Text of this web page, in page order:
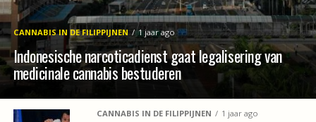
CANNABIS IN DE FILIPPIJNEN 1 jaar ago
Indonesische narcoticadienst gaat legalisering van
medicinale cannabis bestuderen
CANNABIS IN DE FILIPPIJNEN 1 jaar ago